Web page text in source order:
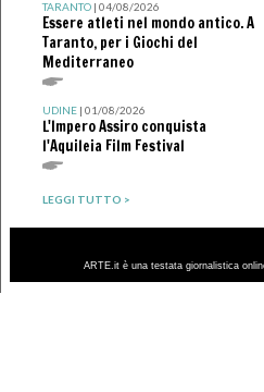
TARANTO| 04/08/2026
Essere atleti nel mondo antico. A
Taranto, per i Giochi del
Mediterraneo
UDINE| 01/08/2026
L'Impero Assiro conquista
l'Aquileia Film Festival
LEGGI TUTTO >
ARTE.it è una testata giornalistica